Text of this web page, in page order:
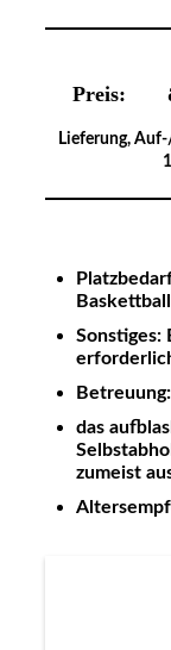
Preis:
Lieferung,
Sonstiges:
das
zumeist